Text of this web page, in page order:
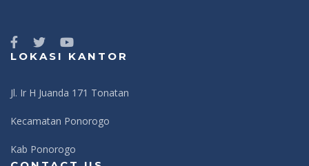
LOKASI KANTOR
Jl. Ir H Juanda 171 Tonatan
Kecamatan Ponorogo
Kab Ponorogo